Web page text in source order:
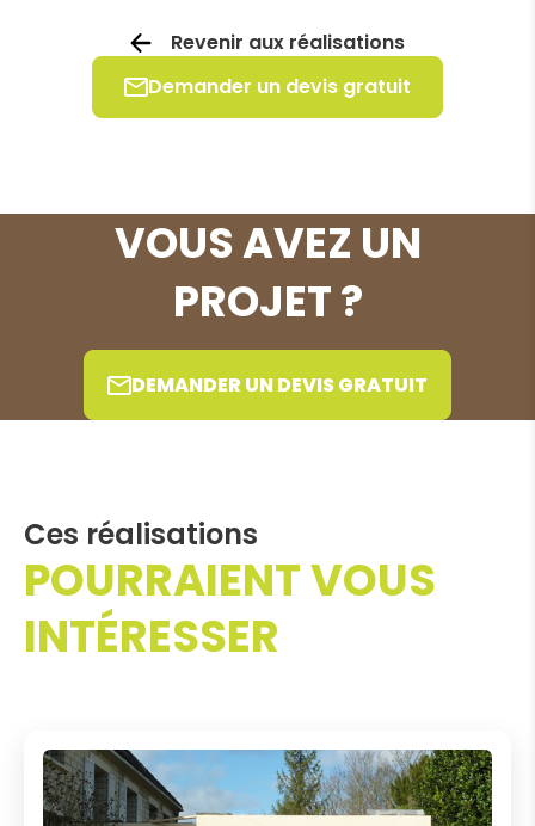
Revenir aux réalisations
Demander un devis gratuit
VOUS AVEZ UN
PROJET ?
DEMANDER UN DEVIS GRATUIT
Ces réalisations
POURRAIENT VOUS
INTÉRESSER